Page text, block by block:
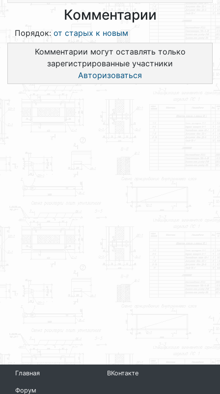
Комментарии
Порядок: от старых к новым
Комментарии могут оставлять только
зарегистрированные участники
Авторизоваться
Главная
Форум
ВКонтакте